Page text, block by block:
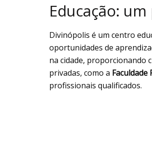
Educação:
Divinópolis é um centro
oportunidades de
na cidade, proporcionando
privadas, como a Faculdade
profissionais qualificados.